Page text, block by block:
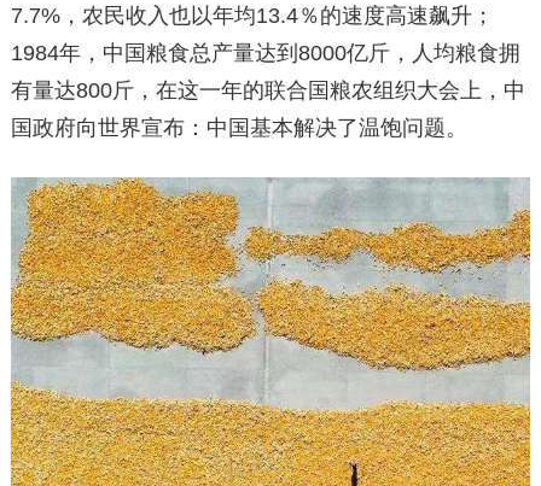
7.7%，农民收入也以年均13.4％的速度高速飙升；
1984年，中国粮食总产量达到8000亿斤，人均粮食拥
有量达800斤，在这一年的联合国粮农组织大会上，中
国政府向世界宣布：中国基本解决了温饱问题。